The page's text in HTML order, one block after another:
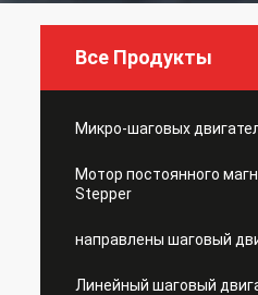
Все Продукты
Микро-шаговых
Мотор постоянного
Stepper
направлены шаговый
Линейный шаговый